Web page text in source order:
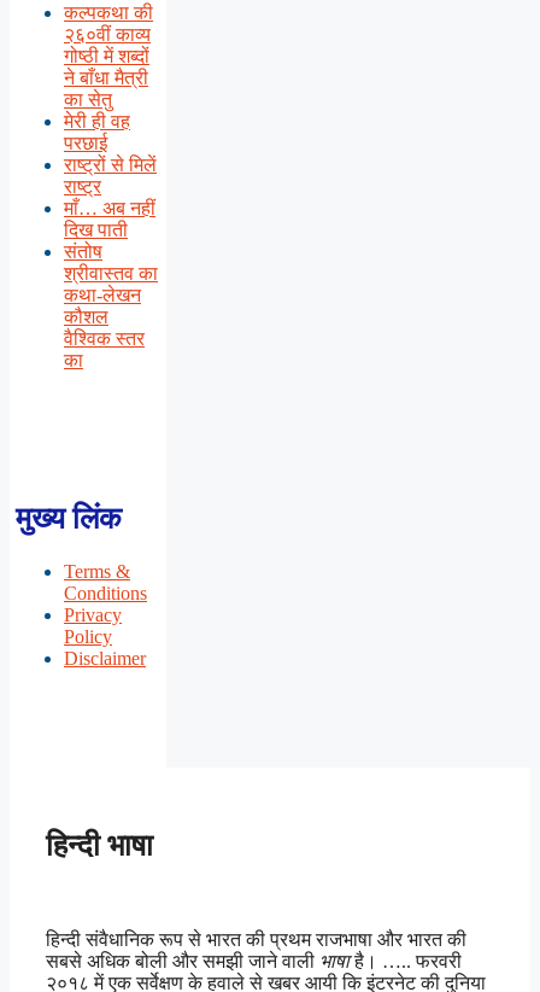
कल्पकथा की
२६०वीं काव्य
गोष्ठी में शब्दों
ने बाँधा मैत्री
का सेतु
मेरी ही वह
परछाई
राष्ट्रों से मिलें
राष्ट्र
माँ… अब नहीं
दिख पाती
संतोष
श्रीवास्तव का
कथा-लेखन
कौशल
वैश्विक स्तर
का
मुख्य लिंक
Terms &
Conditions
Privacy
Policy
Disclaimer
हिन्दी भाषा
हिन्दी संवैधानिक रूप से भारत की प्रथम राजभाषा और भारत की
सबसे अधिक बोली और समझी जाने वाली भाषाहै। ….. फरवरी
२०१८ में एक सर्वेक्षण के हवाले से खबर आयी कि इंटरनेट की दुनिया